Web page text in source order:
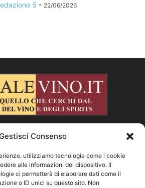
5 - 22/06/2026
CHI SIAMO
SEGUICI
Consenso
utilizziamo tecnologie come i cookie
alle informazioni del dispositivo. Il
ci permetterà di elaborare dati come il
o ID unici su questo sito. Non